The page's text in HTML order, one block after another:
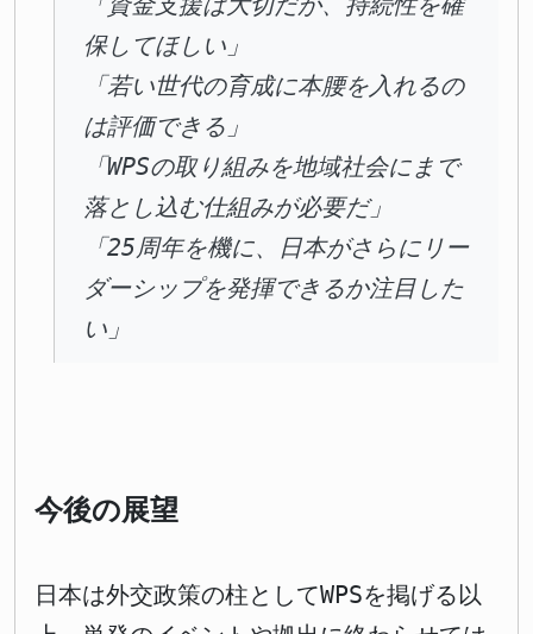
保してほしい」
「若い世代の育成に本腰を入れるの
は評価できる」
「WPSの取り組みを地域社会にまで
落とし込む仕組みが必要だ」
「25周年を機に、日本がさらにリー
ダーシップを発揮できるか注目した
い」
今後の展望
日本は外交政策の柱としてWPSを掲げる以